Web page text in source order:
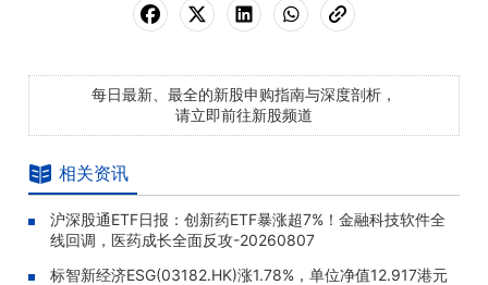
每日最新、最全的新股申购指南与深度剖析，
请立即前往新股频道
相关资讯
沪深股通ETF日报：创新药ETF暴涨超7%！金融科技软件全
线回调，医药成长全面反攻-20260807
标智新经济ESG(03182.HK)涨1.78%，单位净值12.917港元